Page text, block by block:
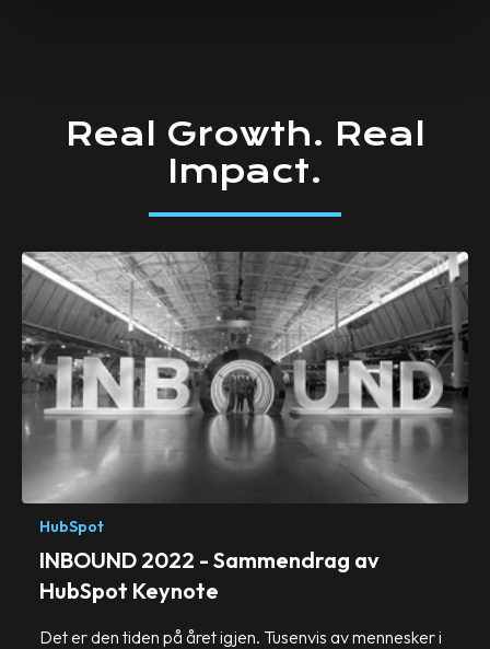
Real Growth. Real
Impact.
HubSpot
INBOUND 2022 - Sammendrag av
HubSpot Keynote
Det er den tiden på året igjen. Tusenvis av mennesker i